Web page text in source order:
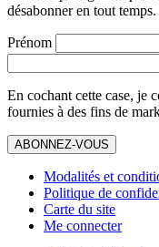
désabonner en tout temps.
Prénom
En cochant cette case, je
fournies à des fins de
ABONNEZ-VOUS
Modalités et
Politique de
Carte du site
Me connecter